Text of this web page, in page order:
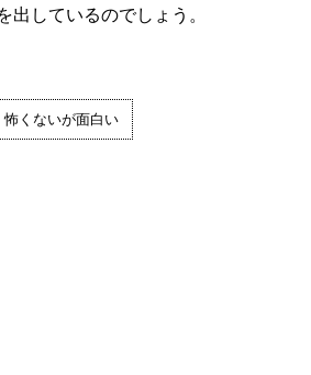
しているのでしょう。
怖くないが面白い